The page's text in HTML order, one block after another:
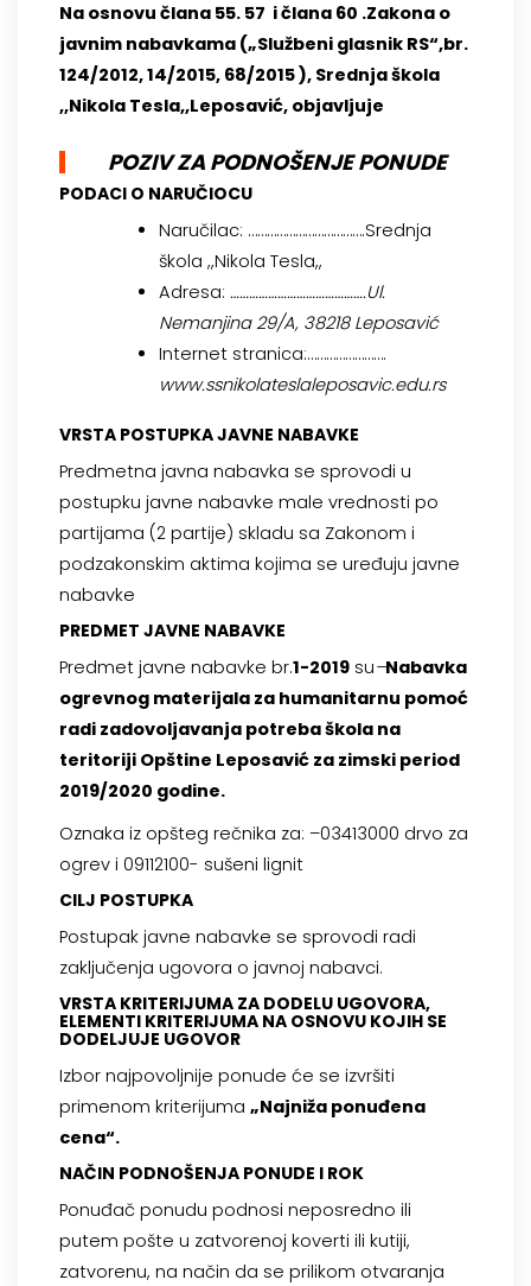
Na osnovu člana 55. 57 i člana 60 .Zakona o
javnim nabavkama („Službeni glasnik RS“,br.
124/2012, 14/2015, 68/2015 ), Srednja škola
,,Nikola Tesla,,Leposavić, objavljuje
POZIV ZA PODNOŠENJE PONUDE
PODACI O NARUČIOCU
Naručilac: ……………………………….Srednja
škola ,,Nikola Tesla,,
Adresa: …………………………………….Ul.
Nemanjina 29/A, 38218 Leposavić
Internet stranica:…………………….
www.ssnikolateslaleposavic.edu.rs
VRSTA POSTUPKA JAVNE NABAVKE
Predmetna javna nabavka se sprovodi u
postupku javne nabavke male vrednosti po
partijama (2 partije) skladu sa Zakonom i
podzakonskim aktima kojima se uređuju javne
nabavke
PREDMET JAVNE NABAVKE
Predmet javne nabavke br.1-2019 su–Nabavka
ogrevnog materijala za humanitarnu pomoć
radi zadovoljavanja potreba škola na
teritoriji Opštine Leposavić za zimski period
2019/2020 godine.
Oznaka iz opšteg rečnika za: –03413000 drvo za
ogrev i 09112100- sušeni lignit
CILJ POSTUPKA
Postupak javne nabavke se sprovodi radi
zaključenja ugovora o javnoj nabavci.
VRSTA KRITERIJUMA ZA DODELU UGOVORA,
ELEMENTI KRITERIJUMA NA OSNOVU KOJIH SE
DODELJUJE UGOVOR
Izbor najpovoljnije ponude će se izvršiti
primenom kriterijuma „Najniža ponuđena
cena“.
NAČIN PODNOŠENJA PONUDE I ROK
Ponuđač ponudu podnosi neposredno ili
putem pošte u zatvorenoj koverti ili kutiji,
zatvorenu, na način da se prilikom otvaranja